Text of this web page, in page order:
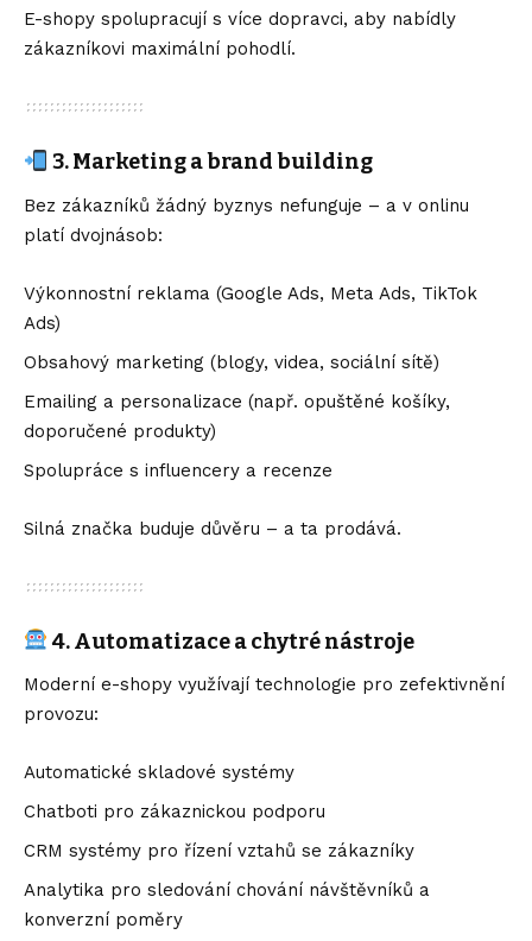
E-shopy spolupracují s více dopravci, aby nabídly
zákazníkovi maximální pohodlí.
3. Marketing a brand building
Bez zákazníků žádný byznys nefunguje – a v onlinu
platí dvojnásob:
Výkonnostní reklama (Google Ads, Meta Ads, TikTok
Ads)
Obsahový marketing (blogy, videa, sociální sítě)
Emailing a personalizace (např. opuštěné košíky,
doporučené produkty)
Spolupráce s influencery a recenze
Silná značka buduje důvěru – a ta prodává.
4. Automatizace a chytré nástroje
Moderní e-shopy využívají technologie pro zefektivnění
provozu:
Automatické skladové systémy
Chatboti pro zákaznickou podporu
CRM systémy pro řízení vztahů se zákazníky
Analytika pro sledování chování návštěvníků a
konverzní poměry